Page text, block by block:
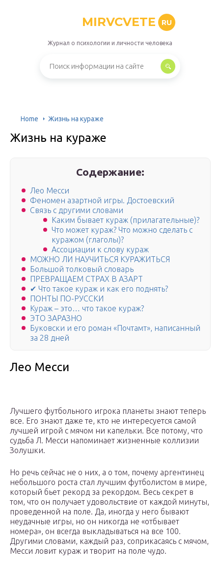
MIRVCVETE RU
Журнал о психологии и личности человека
Home Жизнь на кураже
Жизнь на кураже
Содержание:
Лео Месси
Феномен азартной игры. Достоевский
Связь с другими словами
Каким бывает кураж (прилагательные)?
Что может кураж? Что можно сделать с
куражом (глаголы)?
Ассоциации к слову кураж
МОЖНО ЛИ НАУЧИТЬСЯ КУРАЖИТЬСЯ
Большой толковый словарь
ПРЕВРАЩАЕМ СТРАХ В АЗАРТ
✔ Что такое кураж и как его поднять?
ПОНТЫ ПО-РУССКИ
Кураж – это… что такое кураж?
ЭТО ЗАРАЗНО
Буковски и его роман «Почтамт», написанный
за 28 дней
Лео Месси
Лучшего футбольного игрока планеты знают теперь
все. Его знают даже те, кто не интересуется самой
лучшей игрой с мячом ни капельки. Все потому, что
судьба Л. Месси напоминает жизненные коллизии
Золушки.
Но речь сейчас не о них, а о том, почему аргентинец
небольшого роста стал лучшим футболистом в мире,
который бьет рекорд за рекордом. Весь секрет в
том, что он получает удовольствие от каждой минуты,
проведенной на поле. Да, иногда у него бывают
неудачные игры, но он никогда не «отбывает
номера», он всегда выкладываться на все 100.
Другими словами, каждый раз, соприкасаясь с мячом,
Месси ловит кураж и творит на поле чудо.